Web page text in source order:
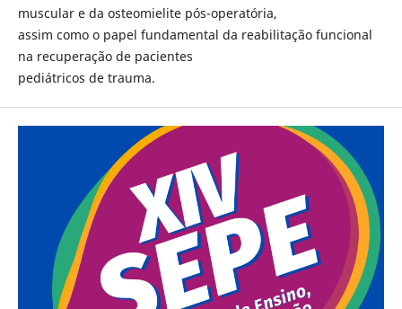
muscular e da osteomielite pós-operatória,
assim como o papel fundamental da reabilitação funcional
na recuperação de pacientes
pediátricos de trauma.